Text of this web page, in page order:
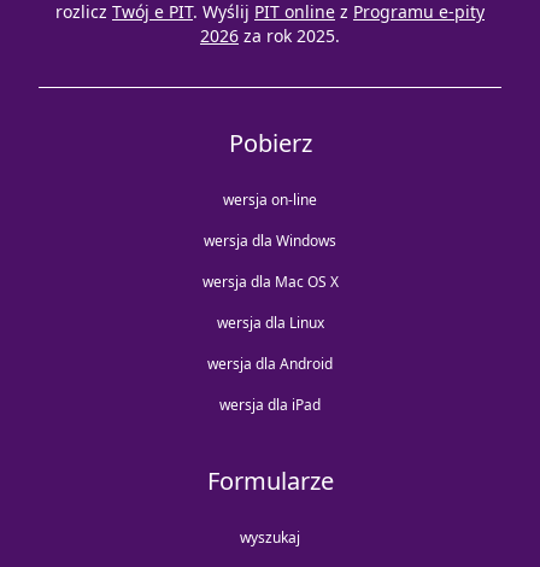
rozlicz Twój e PIT. Wyślij PIT online z Programu e-pity
2026 za rok 2025.
Pobierz
wersja on-line
wersja dla Windows
wersja dla Mac OS X
wersja dla Linux
wersja dla Android
wersja dla iPad
Formularze
wyszukaj